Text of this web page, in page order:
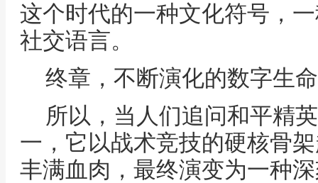
这个时代的一种文化符号，
社交语言。
终章，不断演化的数字生
所以，当人们追问和平精
一，它以战术竞技的硬核骨
丰满血肉，最终演变为一种